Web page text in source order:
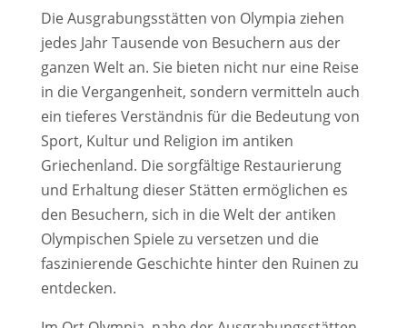
Die Ausgrabungsstätten von Olympia ziehen
jedes Jahr Tausende von Besuchern aus der
ganzen Welt an. Sie bieten nicht nur eine Reise
in die Vergangenheit, sondern vermitteln auch
ein tieferes Verständnis für die Bedeutung von
Sport, Kultur und Religion im antiken
Griechenland. Die sorgfältige Restaurierung
und Erhaltung dieser Stätten ermöglichen es
den Besuchern, sich in die Welt der antiken
Olympischen Spiele zu versetzen und die
faszinierende Geschichte hinter den Ruinen zu
entdecken.